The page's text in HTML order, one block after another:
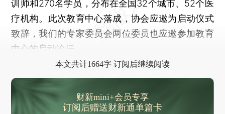
训师和270名学员，分布在全国32个城市、52个医
疗机构。此次教育中心落成，协会应邀为启动仪式
致辞，我们的专家委员会两位委员也应邀参加教育
中心的启动论坛。
本文共计1664字 订阅后继续阅读
财新mini+会员专享
订阅后赠送财新通单篇卡